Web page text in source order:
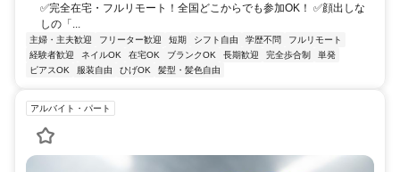
✅完全在宅・フルリモート！全国どこからでも参加OK！ ✅顔出しな
しの「...
主婦・主夫歓迎 フリーター歓迎 短期 シフト自由 学歴不問
フルリモート
経験者歓迎
ネイルOK 在宅OK ブランクOK 長期歓迎 完全歩合制
単発
ピアスOK
服装自由 ひげOK 髪型・髪色自由
アルバイト・パート